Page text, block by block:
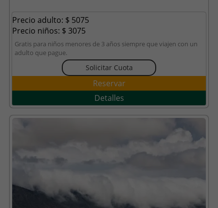
Precio adulto: $ 5075
Precio niños: $ 3075
Gratis para niños menores de 3 años siempre que viajen con un
adulto que pague.
Solicitar Cuota
Reservar
Detalles